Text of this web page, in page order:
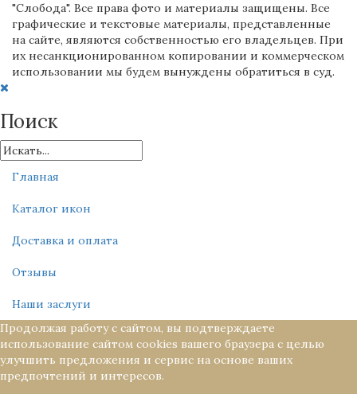
"Слобода". Все права фото и материалы защищены. Все
графические и текстовые материалы, представленные
на сайте, являются собственностью его владельцев. При
их несанкционированном копировании и коммерческом
использовании мы будем вынуждены обратиться в суд.
Поиск
Главная
Каталог икон
Доставка и оплата
Отзывы
Наши заслуги
Продолжая работу с сайтом, вы подтверждаете
использование сайтом cookies вашего браузера с целью
улучшить предложения и сервис на основе ваших
предпочтений и интересов.